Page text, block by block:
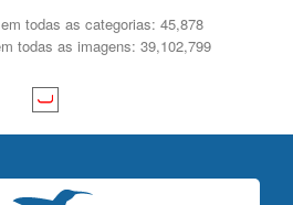
todas as categorias: 45,878
todas as imagens: 39,102,799